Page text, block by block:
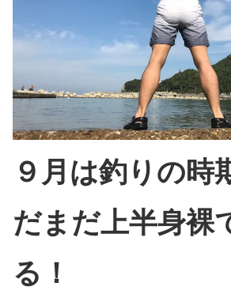
９月は釣りの時
だまだ上半身裸
る！